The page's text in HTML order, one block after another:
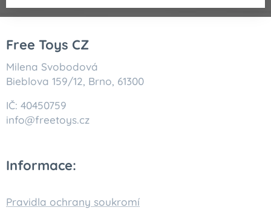
Free Toys CZ
Milena Svobodová
Bieblova 159/12, Brno, 61300
IČ: 40450759
info@freetoys.cz
Informace:
Pravidla ochrany soukromí